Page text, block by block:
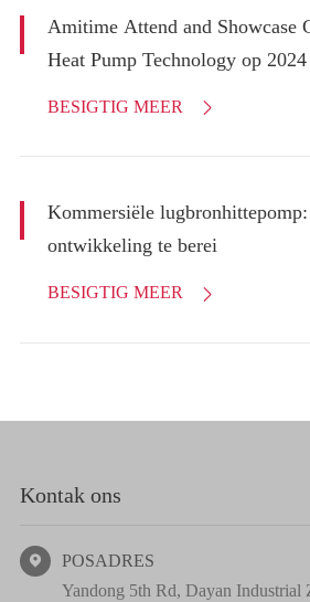
Amitime Attend and Showcase
Heat Pump Technology op
BESIGTIG MEER 
Kommersiële
ontwikkeling te berei
BESIGTIG MEER 
Kontak ons

POSADRES
Yandong 5th Rd, Dayan Industrial